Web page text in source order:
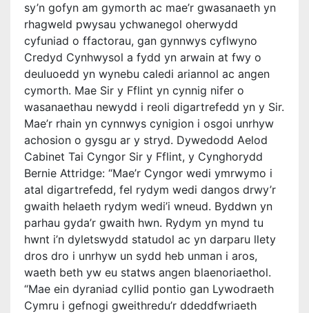
sy’n gofyn am gymorth ac mae’r gwasanaeth yn
rhagweld pwysau ychwanegol oherwydd
cyfuniad o ffactorau, gan gynnwys cyflwyno
Credyd Cynhwysol a fydd yn arwain at fwy o
deuluoedd yn wynebu caledi ariannol ac angen
cymorth. Mae Sir y Fflint yn cynnig nifer o
wasanaethau newydd i reoli digartrefedd yn y Sir.
Mae’r rhain yn cynnwys cynigion i osgoi unrhyw
achosion o gysgu ar y stryd. Dywedodd Aelod
Cabinet Tai Cyngor Sir y Fflint, y Cynghorydd
Bernie Attridge: “Mae’r Cyngor wedi ymrwymo i
atal digartrefedd, fel rydym wedi dangos drwy’r
gwaith helaeth rydym wedi’i wneud. Byddwn yn
parhau gyda’r gwaith hwn. Rydym yn mynd tu
hwnt i’n dyletswydd statudol ac yn darparu llety
dros dro i unrhyw un sydd heb unman i aros,
waeth beth yw eu statws angen blaenoriaethol.
“Mae ein dyraniad cyllid pontio gan Lywodraeth
Cymru i gefnogi gweithredu’r ddeddfwriaeth